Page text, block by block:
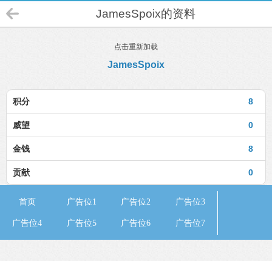
JamesSpoix的资料
点击重新加载
JamesSpoix
8
积分
0
威望
8
金钱
0
贡献
首页 广告位1 广告位2 广告位3
广告位4 广告位5 广告位6 广告位7